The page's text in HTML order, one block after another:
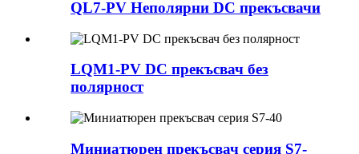
QL7-PV Неполярни DC прекъсвачи
LQM1-PV DC прекъсвач без
полярност
Миниатюрен прекъсвач серия S7-